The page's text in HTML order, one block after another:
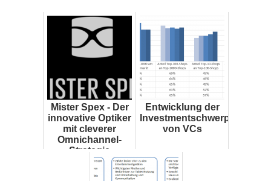
Mister Spex - Der
innovative Optiker
mit cleverer
Omnichannel-
Strategie
Entwicklung der
Investmentschwerpunkte
von VCs